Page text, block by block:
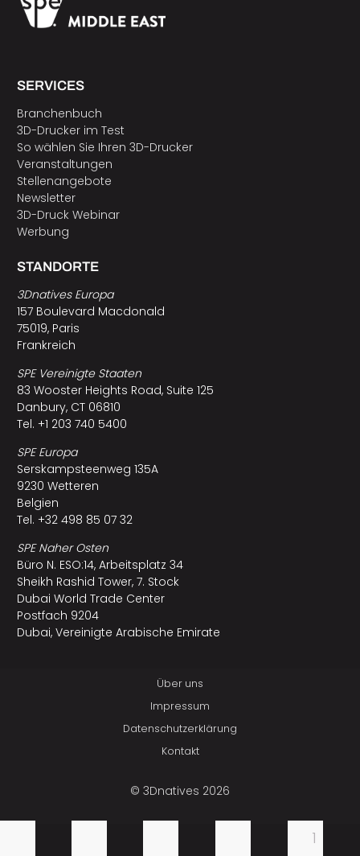
1
SERVICES
Branchenbuch
3D-Drucker im Test
So wählen Sie Ihren 3D-Drucker
Veranstaltungen
Stellenangebote
Newsletter
3D-Druck Webinar
Werbung
STANDORTE
3Dnatives Europa
157 Boulevard Macdonald
75019, Paris
Frankreich
SPE Vereinigte Staaten
83 Wooster Heights Road, Suite 125
Danbury, CT 06810
Tel. +1 203 740 5400
SPE Europa
Serskampsteenweg 135A
9230 Wetteren
Belgien
Tel. +32 498 85 07 32
SPE Naher Osten
Büro N. ESO:14, Arbeitsplatz 34
Sheikh Rashid Tower, 7. Stock
Dubai World Trade Center
Postfach 9204
Dubai, Vereinigte Arabische Emirate
Über uns
Impressum
Datenschutzerklärung
Kontakt
© 3Dnatives 2026